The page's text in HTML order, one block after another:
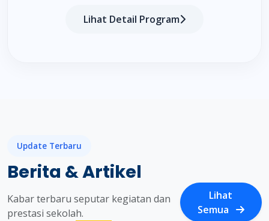
Lihat Detail Program
Update Terbaru
Berita & Artikel
Kabar terbaru seputar kegiatan dan
prestasi sekolah.
Lihat
Semua